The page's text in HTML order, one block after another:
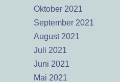
Oktober 2021
September 2021
August 2021
Juli 2021
Juni 2021
Mai 2021